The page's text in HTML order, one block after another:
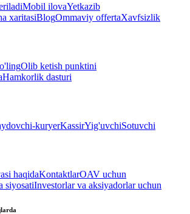
Mobil ilovaYetkazib
xaritasiBlogOmmaviy offertaXavfsizlik
Olib ketish punktini
Hamkorlik dasturi
kuryerKassirYig'uvchiSotuvchi
haqidaKontaktlarOAV uchun
siyosatiInvestorlar va aksiyadorlar uchun